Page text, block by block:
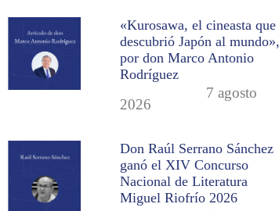
«Kurosawa, el cineasta que
descubrió Japón al mundo»,
por don Marco Antonio
Rodríguez
7 agosto
2026
Don Raúl Serrano Sánchez
ganó el XIV Concurso
Nacional de Literatura
Miguel Riofrío 2026